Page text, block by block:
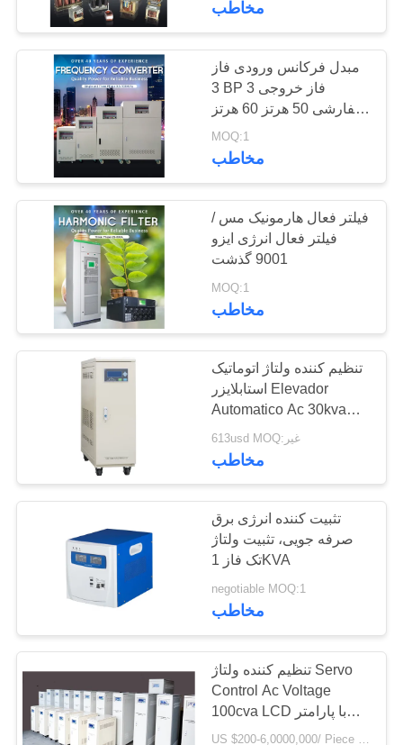
ثابت ترانسفورماتور
ولتاژ
12
نوع ترانسفورماتور
خشک
30
نوع راکتور خشک
تبدیل فرکانس متغیر
مخاطب
مبدل فرکانس ورودی فاز
3 BP 3 فاز خروجی
سفارشی 50 هرتز 60 هرتز
400 هرتز
MOQ:1
مخاطب
فیلتر فعال هارمونیک مس /
فیلتر فعال انرژی ایزو
9001 گذشت
MOQ:1
مخاطب
تنظیم کننده ولتاژ اتوماتیک
استابلایزر Elevador
Automatico Ac 30kva
30000w Rango 140v-
260
613usd MOQ:غیر
مخاطب
تثبیت کننده انرژی برق
صرفه جویی، تثبیت ولتاژ
تک فاز 1KVA
negotiable MOQ:1
مخاطب
تنظیم کننده ولتاژ Servo
Control Ac Voltage
100cva LCD با پارامتر
ورودی و خروجی
US $200-6,0000,000/ Piece MOQ:1